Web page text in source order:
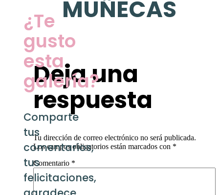
6 de mayo de 2025 7 de mayo de 2025